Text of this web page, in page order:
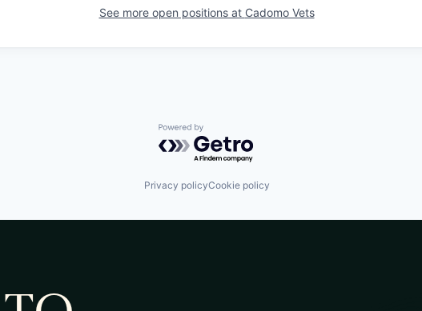
See more open positions at Cadomo Vets
Powered by Getro.com
Privacy policyCookie policy